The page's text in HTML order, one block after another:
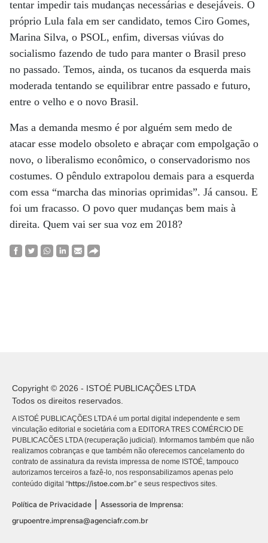
tentar impedir tais mudanças necessárias e desejáveis. O
próprio Lula fala em ser candidato, temos Ciro Gomes,
Marina Silva, o PSOL, enfim, diversas viúvas do
socialismo fazendo de tudo para manter o Brasil preso
no passado. Temos, ainda, os tucanos da esquerda mais
moderada tentando se equilibrar entre passado e futuro,
entre o velho e o novo Brasil.
Mas a demanda mesmo é por alguém sem medo de
atacar esse modelo obsoleto e abraçar com empolgação o
novo, o liberalismo econômico, o conservadorismo nos
costumes. O pêndulo extrapolou demais para a esquerda
com essa “marcha das minorias oprimidas”. Já cansou. E
foi um fracasso. O povo quer mudanças bem mais à
direita. Quem vai ser sua voz em 2018?
Copyright © 2026 - ISTOÉ PUBLICAÇÕES LTDA
Todos os direitos reservados.
A ISTOÉ PUBLICAÇÕES LTDA é um portal digital independente e sem
vinculação editorial e societária com a EDITORA TRES COMÉRCIO DE
PUBLICACÕES LTDA (recuperação judicial). Informamos também que não
realizamos cobranças e que também não oferecemos cancelamento do
contrato de assinatura da revista impressa de nome ISTOÉ, tampouco
autorizamos terceiros a fazê-lo, nos responsabilizamos apenas pelo
conteúdo digital “https://istoe.com.br” e seus respectivos sites.
Política de Privacidade
Assessoria de Imprensa:
grupoentre.imprensa@agenciafr.com.br